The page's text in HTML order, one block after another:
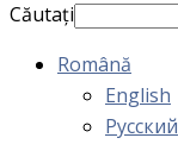
Căutați
Română
English
Русский